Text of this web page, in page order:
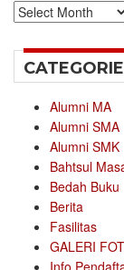
Archives
Alumni MA
Alumni SMA
Alumni SMK
Bahtsul
Bedah Buku
Berita
Fasilitas
GALERI